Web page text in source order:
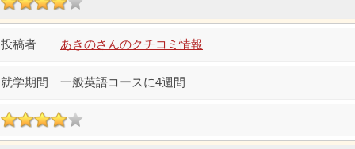
あきのさんのクチコミ情報
一般英語コースに4週間